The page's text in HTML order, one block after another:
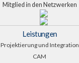
Mitglied in den Netzwerken
Leistungen
Projektierung und Integration
CAM